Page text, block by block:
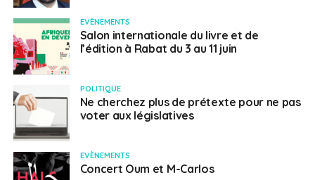
EVÈNEMENTS
Salon internationale du livre et de
l’édition à Rabat du 3 au 11 juin
POLITIQUE
Ne cherchez plus de prétexte pour ne pas
voter aux législatives
EVÈNEMENTS
Concert Oum et M-Carlos